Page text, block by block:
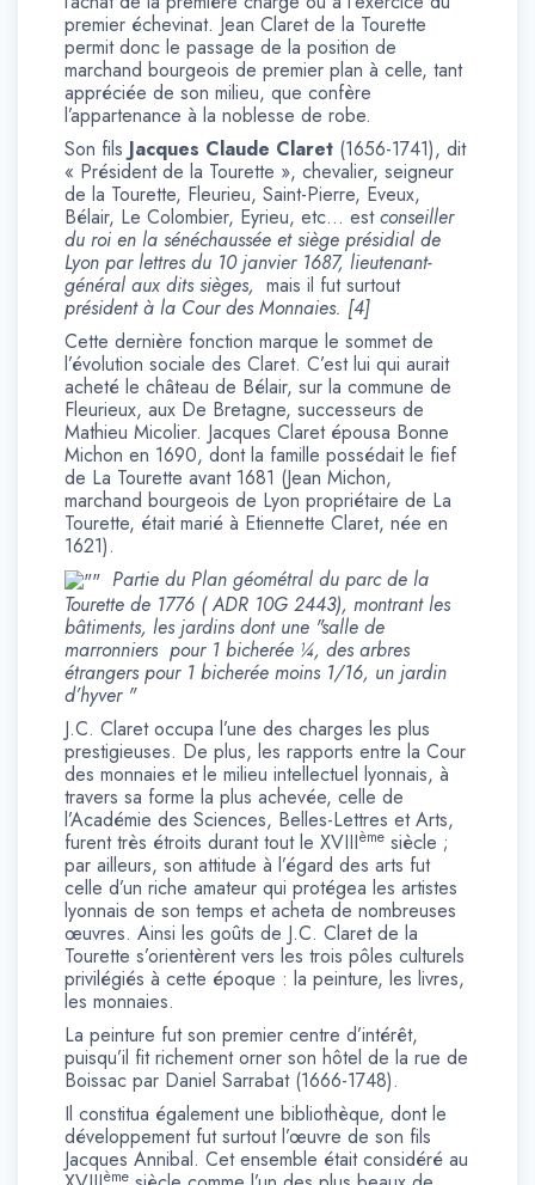
premier échevinat. Jean Claret de la Tourette
permit donc le passage de la position de
marchand bourgeois de premier plan à celle, tant
appréciée de son milieu, que confère
l’appartenance à la noblesse de robe.
Son fils Jacques Claude Claret (1656-1741), dit
« Président de la Tourette », chevalier, seigneur
de la Tourette, Fleurieu, Saint-Pierre, Eveux,
Bélair, Le Colombier, Eyrieu, etc… estconseiller
du roi en la sénéchaussée et siège présidial de
Lyon par lettres du 10 janvier 1687, lieutenant-
général aux dits sièges, mais il fut surtout
président à la Cour des Monnaies. [4]
Cette dernière fonction marque le sommet de
l’évolution sociale des Claret. C’est lui qui aurait
acheté le château de Bélair, sur la commune de
Fleurieux, aux De Bretagne, successeurs de
Mathieu Micolier. Jacques Claret épousa Bonne
Michon en 1690, dont la famille possédait le fief
de La Tourette avant 1681 (Jean Michon,
marchand bourgeois de Lyon propriétaire de La
Tourette, était marié à Etiennette Claret, née en
1621).
Partie du Plan géométral du parc de la
Tourette de 1776 ( ADR 10G 2443), montrant les
bâtiments, les jardins dont une "salle de
marronniers pour 1 bicherée ¼, des arbres
étrangers pour 1 bicherée moins 1/16, un jardin
d’hyver "
J.C. Claret occupa l’une des charges les plus
prestigieuses. De plus, les rapports entre la Cour
des monnaies et le milieu intellectuel lyonnais, à
travers sa forme la plus achevée, celle de
l’Académie des Sciences, Belles-Lettres et Arts,
furent très étroits durant tout le XVIIIème siècle ;
par ailleurs, son attitude à l’égard des arts fut
celle d’un riche amateur qui protégea les artistes
lyonnais de son temps et acheta de nombreuses
œuvres. Ainsi les goûts de J.C. Claret de la
Tourette s’orientèrent vers les trois pôles culturels
privilégiés à cette époque : la peinture, les livres,
les monnaies.
La peinture fut son premier centre d’intérêt,
puisqu’il fit richement orner son hôtel de la rue de
Boissac par Daniel Sarrabat (1666-1748).
Il constitua également une bibliothèque, dont le
développement fut surtout l’œuvre de son fils
Jacques Annibal. Cet ensemble était considéré au
ème